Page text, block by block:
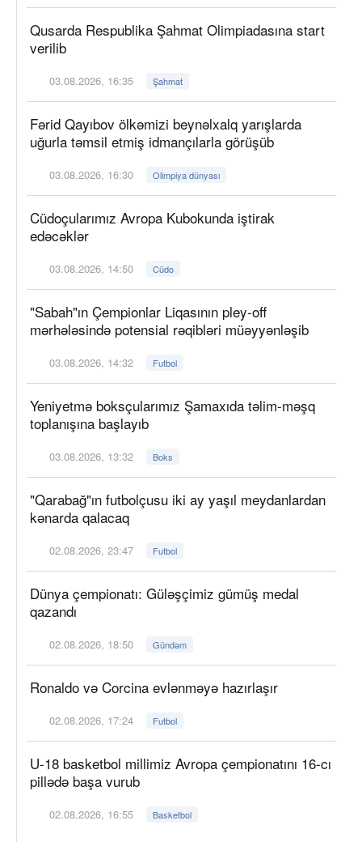
Qusarda Respublika Şahmat Olimpiadasına start
verilib
03.08.2026, 16:35 Şahmat
Fərid Qayıbov ölkəmizi beynəlxalq yarışlarda
uğurla təmsil etmiş idmançılarla görüşüb
03.08.2026, 16:30 Olimpiya dünyası
Cüdoçularımız Avropa Kubokunda iştirak
edəcəklər
03.08.2026, 14:50 Cüdo
"Sabah"ın Çempionlar Liqasının pley-off
mərhələsində potensial rəqibləri müəyyənləşib
03.08.2026, 14:32 Futbol
Yeniyetmə boksçularımız Şamaxıda təlim-məşq
toplanışına başlayıb
03.08.2026, 13:32 Boks
"Qarabağ"ın futbolçusu iki ay yaşıl meydanlardan
kənarda qalacaq
02.08.2026, 23:47 Futbol
Dünya çempionatı: Güləşçimiz gümüş medal
qazandı
02.08.2026, 18:50 Gündəm
Ronaldo və Corcina evlənməyə hazırlaşır
02.08.2026, 17:24 Futbol
U-18 basketbol millimiz Avropa çempionatını 16-cı
pillədə başa vurub
02.08.2026, 16:55 Basketbol